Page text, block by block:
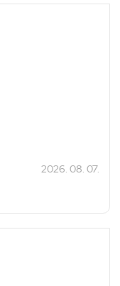
2026. 08. 07.